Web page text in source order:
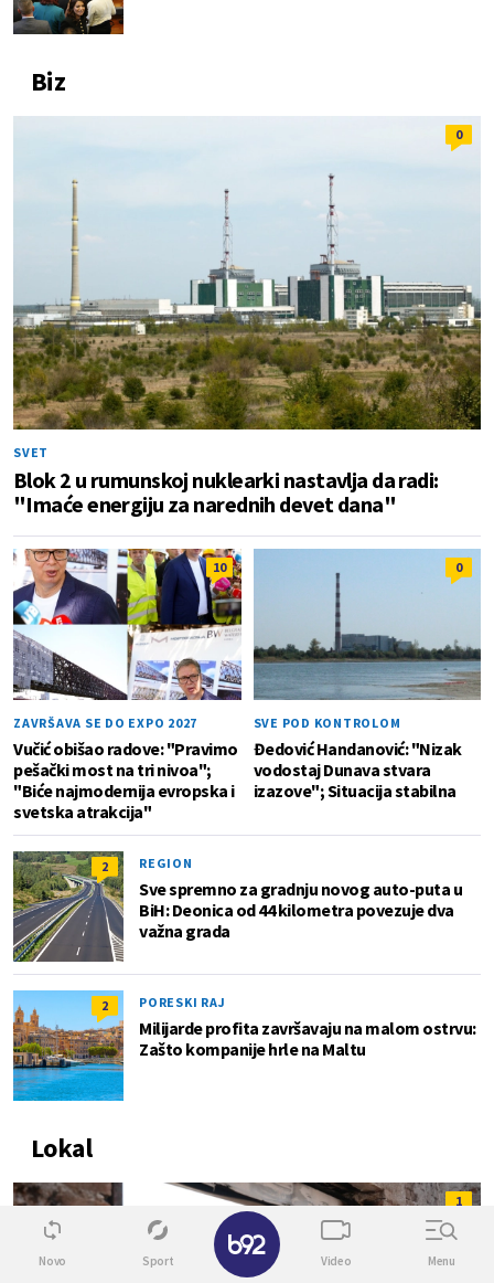
Biz
0
SVET
Blok 2 u rumunskoj nuklearki nastavlja da radi:
"Imaće energiju za narednih devet dana"
10
ZAVRŠAVA SE DO EXPO 2027
Vučić obišao radove: "Pravimo
pešački most na tri nivoa";
"Biće najmodernija evropska i
svetska atrakcija"
0
SVE POD KONTROLOM
Đedović Handanović: "Nizak
vodostaj Dunava stvara
izazove"; Situacija stabilna
2 REGION
Sve spremno za gradnju novog auto-puta u
BiH: Deonica od 44 kilometra povezuje dva
važna grada
2 PORESKI RAJ
Milijarde profita završavaju na malom ostrvu:
Zašto kompanije hrle na Maltu
Lokal
1
Novo Sport Video Menu
✕